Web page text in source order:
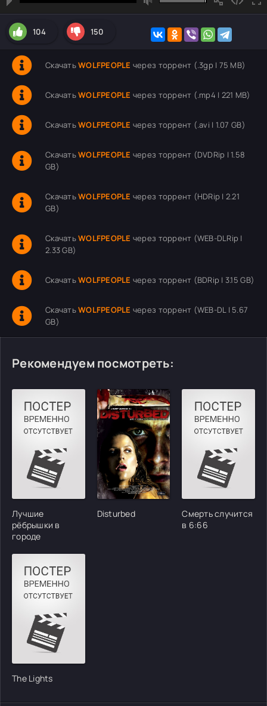
104 150
СкачатьWOLFPEOPLE через торрент (.3gp | 75 MB)
СкачатьWOLFPEOPLE через торрент (.mp4 | 221 MB)
СкачатьWOLFPEOPLE через торрент (.avi | 1.07 GB)
СкачатьWOLFPEOPLE через торрент (DVDRip | 1.58
GB)
СкачатьWOLFPEOPLE через торрент (HDRip | 2.21
GB)
СкачатьWOLFPEOPLE через торрент (WEB-DLRip |
2.33 GB)
СкачатьWOLFPEOPLE через торрент (BDRip | 3.15 GB)
СкачатьWOLFPEOPLE через торрент (WEB-DL | 5.67
GB)
Рекомендуем посмотреть:
Лучшие
рёбрышки в
городе
Disturbed
Смерть случится
в 6:66
The Lights